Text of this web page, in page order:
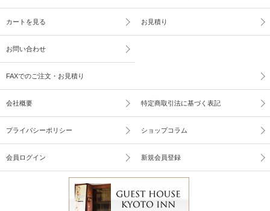
カートを見る お見積り
お問い合わせ
FAXでのご注文・お見積り
会社概要 特定商取引法に基づく表記
プライバシーポリシー ショップコラム
会員ログイン 新規会員登録